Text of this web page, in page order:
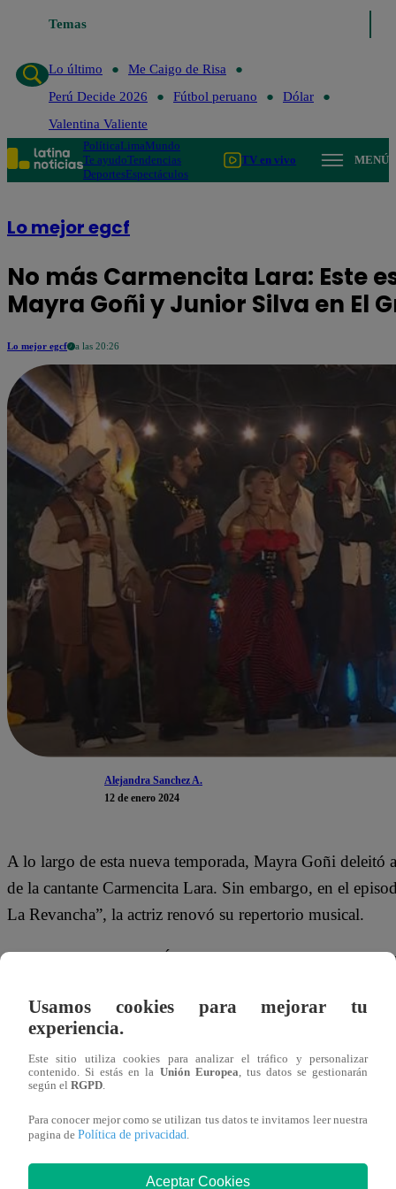
Temas
Lo último
Me Caigo de Risa
Perú Decide 2026
Fútbol peruano
Dólar
Valentina Valiente
PolíticaLimaMundo
Te ayudoTendencias
DeportesEspectáculos
TV en vivo MENÚ
Lo mejor egcf
No más Carmencita Lara: Este
Mayra Goñi y Junior Silva en El
Lo mejor egcf a las 20:26
Alejandra Sanchez A.
12 de enero 2024
A lo largo de esta nueva temporada, Mayra Goñi deleitó
de la cantante Carmencita Lara. Sin embargo, en el
La Revancha”, la actriz renovó su repertorio musical.
En lugar de cantar “El Árbol de Mi Casa”, Mayra Goñi
Un día vamos a hacer un dúo, así como Jesse & Joy”,
Este viernes 12 de enero, Armando Machuca,
Silva se enfrentan a la nueva Noche de Sentencia en
Usamos cookies para mejorar tu
experiencia.
Este sitio utiliza cookies para analizar el tráfico y personalizar
contenido. Si estás en la Unión Europea , tus datos se gestionarán
según el RGPD
Para conocer mejor como se utilizan tus datos te invitamos leer nuestra
pagina de Política de privacidad
Aceptar Cookies